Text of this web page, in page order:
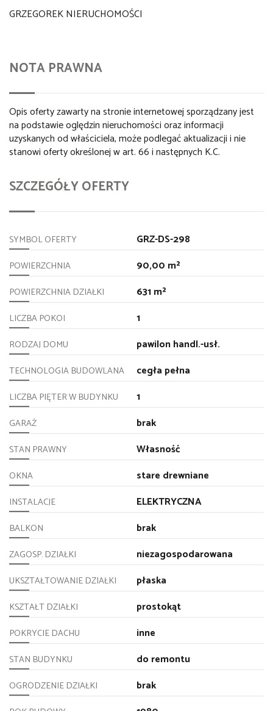
GRZEGOREK NIERUCHOMOŚCI
NOTA PRAWNA
Opis oferty zawarty na stronie internetowej sporządzany jest
na podstawie oględzin nieruchomości oraz informacji
uzyskanych od właściciela, może podlegać aktualizacji i nie
stanowi oferty określonej w art. 66 i następnych K.C.
SZCZEGÓŁY OFERTY
SYMBOL OFERTY GRZ-DS-298
POWIERZCHNIA 90,00 m²
POWIERZCHNIA DZIAŁKI 631 m²
LICZBA POKOI 1
RODZAJ DOMU pawilon handl.-usł.
TECHNOLOGIA BUDOWLANA cegła pełna
LICZBA PIĘTER W BUDYNKU 1
GARAŻ brak
STAN PRAWNY Własność
OKNA stare drewniane
INSTALACJE ELEKTRYCZNA
BALKON brak
ZAGOSP. DZIAŁKI niezagospodarowana
UKSZTAŁTOWANIE DZIAŁKI płaska
KSZTAŁT DZIAŁKI prostokąt
POKRYCIE DACHU inne
STAN BUDYNKU do remontu
OGRODZENIE DZIAŁKI brak